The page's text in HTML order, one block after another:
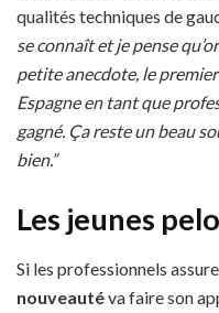
qualités techniques de
se connaît et je pense
petite anecdote, le
Espagne en tant que
gagné. Ça reste un beau
bien.”
Les jeunes
Si les professionnels
nouveautéva faire son